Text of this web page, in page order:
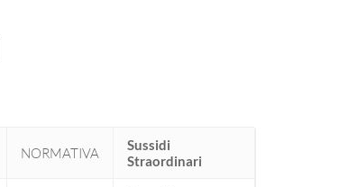
NORMATIVA
Sussidi
Straordinari